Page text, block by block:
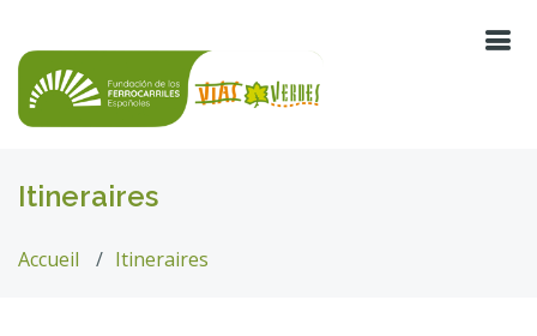
Itineraires
Accueil Itineraires